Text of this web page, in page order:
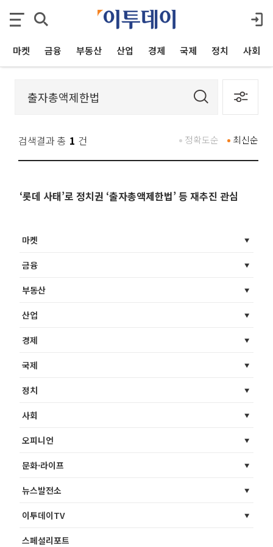
마켓 금융 부동산 산업 경제 국제 정치 사회
검색결과 총 1 건 최신순
정확도순
‘롯데 사태’로 정치권 ‘출자총액제한법’ 등 재추진 관심
마켓
금융
부동산
산업
경제
국제
정치
사회
오피니언
문화·라이프
뉴스발전소
이투데이TV
스페셜리포트